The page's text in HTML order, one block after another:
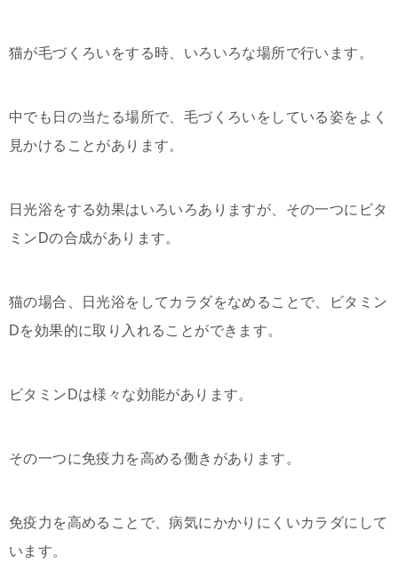
猫が毛づくろいをする時、いろいろな場所で行います。
中でも日の当たる場所で、毛づくろいをしている姿をよく
見かけることがあります。
日光浴をする効果はいろいろありますが、その一つにビタ
ミンDの合成があります。
猫の場合、日光浴をしてカラダをなめることで、ビタミン
Dを効果的に取り入れることができます。
ビタミンDは様々な効能があります。
その一つに免疫力を高める働きがあります。
免疫力を高めることで、病気にかかりにくいカラダにして
います。